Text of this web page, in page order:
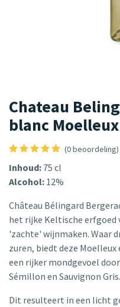
Chateau
blanc Moelleux
(0 beoordeling)
Inhoud: 75 cl
Alcohol: 12%
Château Bélingard
het rijke Keltische erfgoed
'zachte' wijnmaken. Waar
zuren, biedt deze Moelleux
een rijker mondgevoel
Sémillon en Sauvignon Gris.
Dit resulteert in een licht